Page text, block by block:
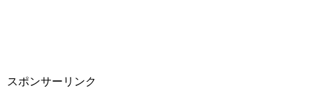
スポンサーリンク